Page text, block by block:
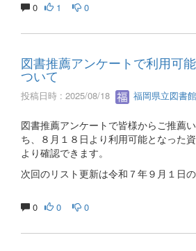
0 1 0
図書推薦アンケートで利用可
ついて
投稿日時 : 2025/08/18 福岡県立図書
図書推薦アンケートで皆様からご推薦
ち、８月１８日より利用可能となった
より確認できます。
次回のリスト更新は令和７年９月１日の
0 0 0